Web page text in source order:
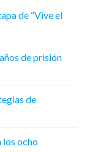
de “Vive el
de prisión
de
los ocho